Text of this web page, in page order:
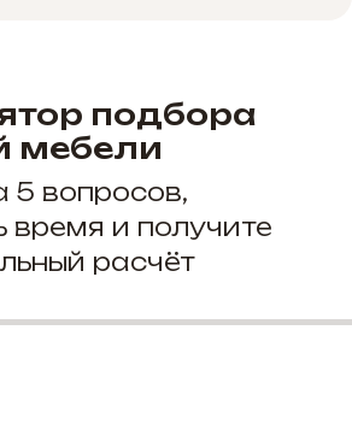
подбора
мебели
5 вопросов,
время и получите
расчёт